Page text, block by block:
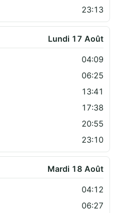
23:13
Lundi 17 Août
04:09
06:25
13:41
17:38
20:55
23:10
Mardi 18 Août
04:12
06:27